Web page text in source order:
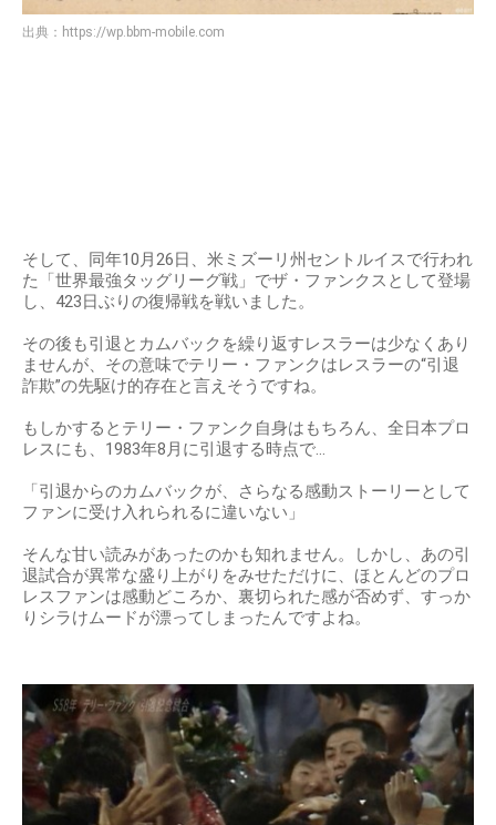
出典： https://wp.bbm-mobile.com
そして、同年10月26日、米ミズーリ州セントルイスで行われ
た「世界最強タッグリーグ戦」でザ・ファンクスとして登場
し、423日ぶりの復帰戦を戦いました。
その後も引退とカムバックを繰り返すレスラーは少なくあり
ませんが、その意味でテリー・ファンクはレスラーの“引退
詐欺”の先駆け的存在と言えそうですね。
もしかするとテリー・ファンク自身はもちろん、全日本プロ
レスにも、1983年8月に引退する時点で…
「引退からのカムバックが、さらなる感動ストーリーとして
ファンに受け入れられるに違いない」
そんな甘い読みがあったのかも知れません。しかし、あの引
退試合が異常な盛り上がりをみせただけに、ほとんどのプロ
レスファンは感動どころか、裏切られた感が否めず、すっか
りシラけムードが漂ってしまったんですよね。